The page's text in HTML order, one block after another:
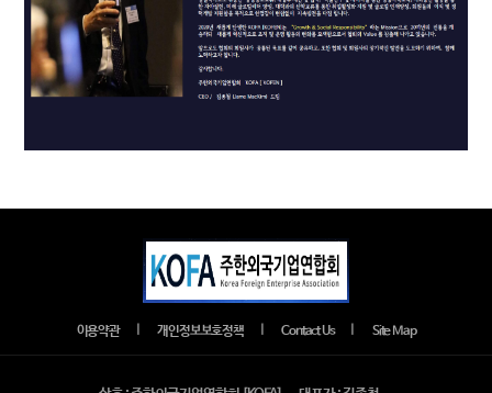
이용약관 개인정보보호정책 Contact Us Site Map